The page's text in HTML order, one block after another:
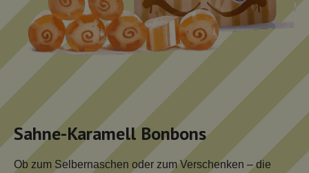
Sahne-Karamell Bonbons
Ob zum Selbernaschen oder zum Verschenken – die